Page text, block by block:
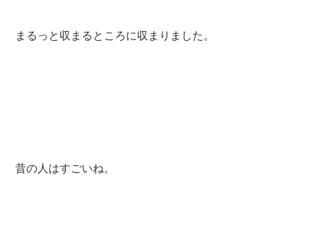
まるっと収まるところに収まりました。
昔の人はすごいね。